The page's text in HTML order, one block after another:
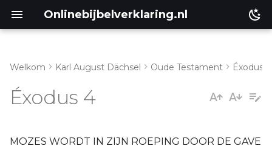
Onlinebijbelverklaring.nl
Lukas
Welkom Karl August Dächsel Oude Testament Éxodus
Éxodus 4
MOZES WORDT IN ZIJN ROEPING DOOR DE GAVE